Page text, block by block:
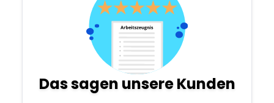
Das sagen unsere Kunden